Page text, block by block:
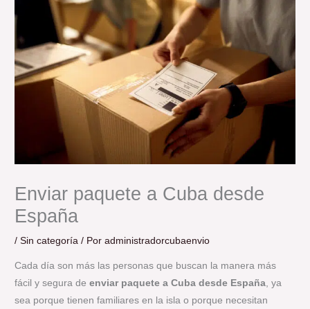
Enviar paquete a Cuba desde
España
/Sin categoría / Poradministradorcubaenvio
Cada día son más las personas que buscan la manera más
fácil y segura deenviar paquete a Cuba desde España , ya
sea porque tienen familiares en la isla o porque necesitan